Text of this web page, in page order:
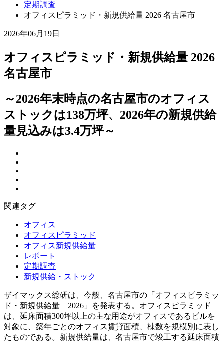
定期調査
オフィスピラミッド・新規供給量 2026 名古屋市
2026年06月19日
オフィスピラミッド・新規供給量 2026
名古屋市
～2026年末時点の名古屋市のオフィス
ストックは138万坪、2026年の新規供給
量見込みは3.4万坪～
関連タグ
オフィス
オフィスピラミッド
オフィス新規供給量
レポート
定期調査
新規供給・ストック
ザイマックス総研は、今般、名古屋市の「オフィスピラミッ
ド・新規供給量 2026」を発表する。オフィスピラミッド
は、延床面積300坪以上の主な用途がオフィスであるビルを
対象に、築年ごとのオフィス賃貸面積、棟数を規模別に表し
たものである。新規供給量は、名古屋市で竣工する延床面積